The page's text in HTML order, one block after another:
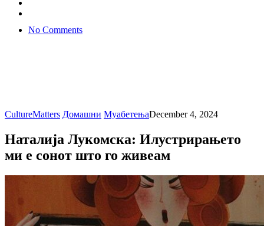
No Comments
CultureMatters Домашни МуабетењаDecember 4, 2024
Наталија Лукомска: Илустрирањето
ми е сонот што го живеам